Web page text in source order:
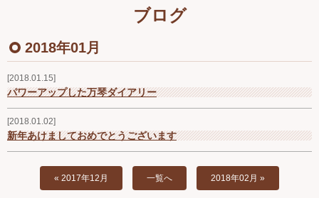
お問い合わせ
４月の営業案内
ブログ
2018年01月
2018.01.15
パワーアップした万琴ダイアリー
2018.01.02
新年あけましておめでとうございます
« 2017年12月 一覧へ 2018年02月 »